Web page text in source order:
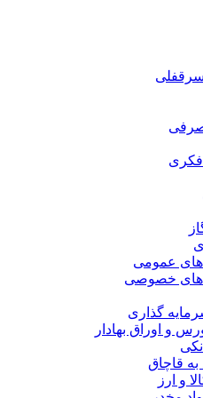
فکری
های عمومی
های خصوصی
گذاری
و اوراق بهادار
قاچاق
و ارز